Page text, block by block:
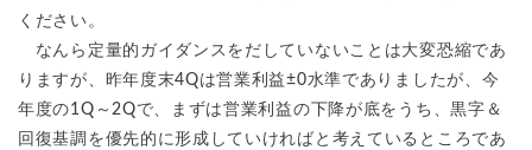
ください。
なんら定量的ガイダンスをだしていないことは大変恐縮であ
りますが、昨年度末4Qは営業利益±0水準でありましたが、今
年度の1Q～2Qで、まずは営業利益の下降が底をうち、黒字＆
回復基調を優先的に形成していければと考えているところであ